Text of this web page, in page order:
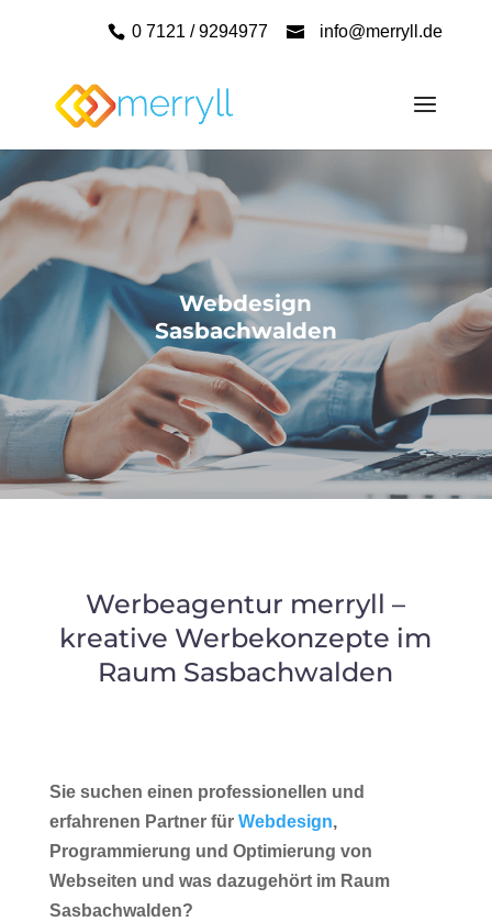
0 7121 / 9294977 info@merryll.de
Webdesign
Sasbachwalden
Werbeagentur merryll –
kreative Werbekonzepte im
Raum Sasbachwalden
Sie suchen einen professionellen und
erfahrenen Partner für Webdesign,
Programmierung und Optimierung von
Webseiten und was dazugehört im Raum
Sasbachwalden?